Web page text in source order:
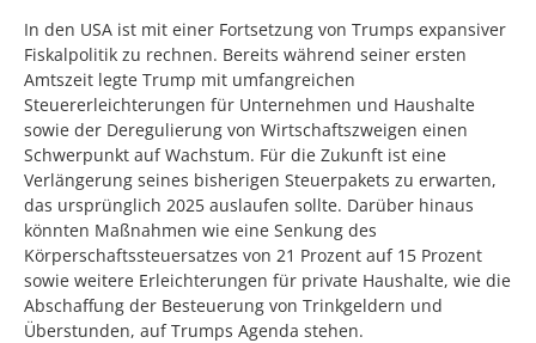
In den USA ist mit einer Fortsetzung von Trumps expansiver
Fiskalpolitik zu rechnen. Bereits während seiner ersten
Amtszeit legte Trump mit umfangreichen
Steuererleichterungen für Unternehmen und Haushalte
sowie der Deregulierung von Wirtschaftszweigen einen
Schwerpunkt auf Wachstum. Für die Zukunft ist eine
Verlängerung seines bisherigen Steuerpakets zu erwarten,
das ursprünglich 2025 auslaufen sollte. Darüber hinaus
könnten Maßnahmen wie eine Senkung des
Körperschaftssteuersatzes von 21 Prozent auf 15 Prozent
sowie weitere Erleichterungen für private Haushalte, wie die
Abschaffung der Besteuerung von Trinkgeldern und
Überstunden, auf Trumps Agenda stehen.